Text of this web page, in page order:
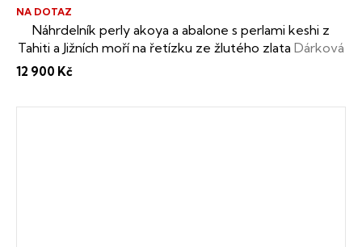
Náhrdelník perly akoya a abalone s perlami keshi z
Tahiti a Jižních moří na řetízku ze žlutého zlata Dárková
krabička i certifikát o pravosti perel zdarma
NA DOTAZ
12 900 Kč